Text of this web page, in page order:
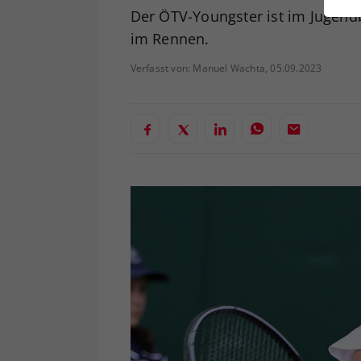
Der ÖTV-Youngster ist im
im Rennen.
Verfasst von: Manuel Wachta, 05.09.2023